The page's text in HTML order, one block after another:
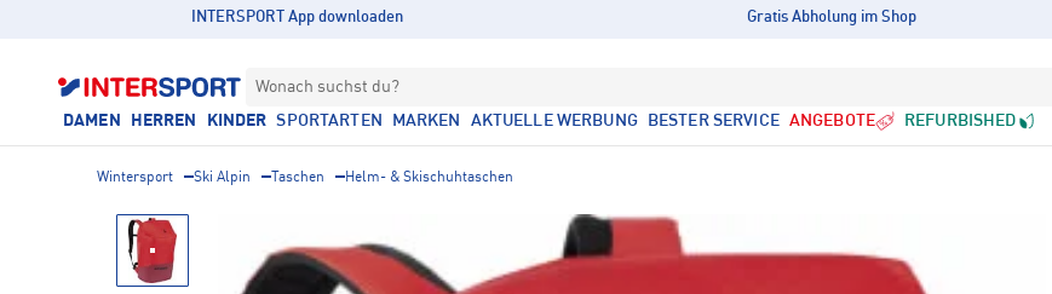
INTERSPORT App downloaden Gratis Abholung im Shop
Wonach suchst du?
DAMEN HERREN KINDER SPORTARTEN MARKEN AKTUELLE WERBUNG BESTER SERVICE ANGEBOTE REFURBISHED
Wintersport Ski Alpin Taschen Helm- & Skischuhtaschen